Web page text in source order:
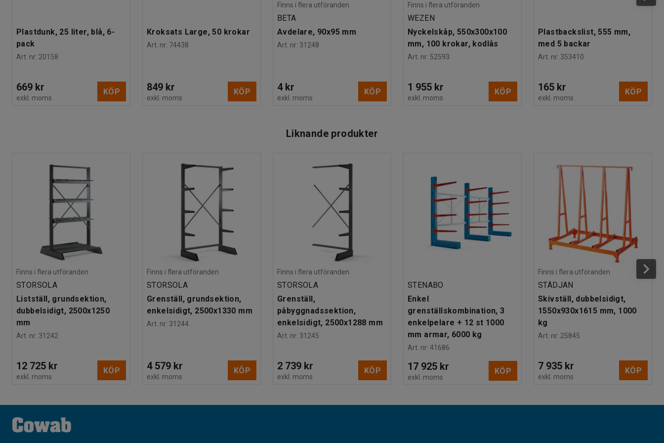
Plastdunk, 25 liter, blå, 6-
pack
Art. nr: 20158
669 kr
exkl. moms
KÖP
Kroksats Large, 50 krokar
Art. nr: 74438
849 kr
exkl. moms
KÖP
Finns i flera utföranden
BETA
Avdelare, 90x95 mm
Art. nr: 31248
4 kr
exkl. moms
KÖP
Finns i flera utföranden
WEZEN
Nyckelskåp, 550x300x100
mm, 100 krokar, kodlås
Art. nr: 52593
1 955 kr
exkl. moms
KÖP
Plastbackslist, 555 mm,
med 5 backar
Art. nr: 353410
165 kr
exkl. moms
KÖP
Liknande produkter
Finns i flera utföranden
STORSOLA
Listställ, grundsektion,
dubbelsidigt, 2500x1250
mm
Art. nr: 31242
12 725 kr
exkl. moms
KÖP
Finns i flera utföranden
STORSOLA
Grenställ, grundsektion,
enkelsidigt, 2500x1330 mm
Art. nr: 31244
4 579 kr
exkl. moms
KÖP
Finns i flera utföranden
STORSOLA
Grenställ,
påbyggnadssektion,
enkelsidigt, 2500x1288 mm
Art. nr: 31245
2 739 kr
exkl. moms
KÖP
STENABO
Enkel
grenställskombination, 3
enkelpelare + 12 st 1000
mm armar, 6000 kg
Art. nr: 41686
17 925 kr
exkl. moms
KÖP
Finns i flera utföranden
STÄDJAN
Skivställ, dubbelsidigt,
1550x930x1615 mm, 1000
kg
Art. nr: 25845
7 935 kr
exkl. moms
KÖP